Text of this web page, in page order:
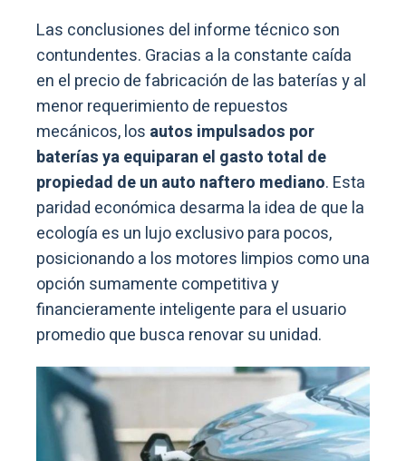
Las conclusiones del informe técnico son
contundentes. Gracias a la constante caída
en el precio de fabricación de las baterías y al
menor requerimiento de repuestos
mecánicos, los autos impulsados por
baterías ya equiparan el gasto total de
propiedad de un auto naftero mediano. Esta
paridad económica desarma la idea de que la
ecología es un lujo exclusivo para pocos,
posicionando a los motores limpios como una
opción sumamente competitiva y
financieramente inteligente para el usuario
promedio que busca renovar su unidad.